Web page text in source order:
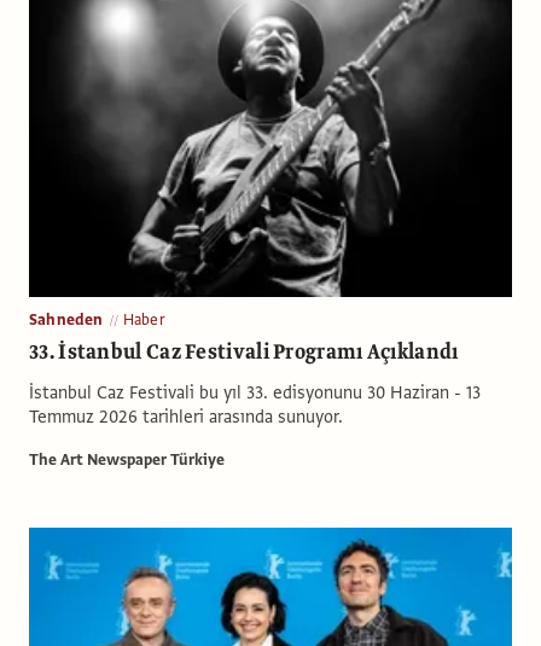
Sahneden Haber
33. İstanbul Caz Festivali Programı Açıklandı
İstanbul Caz Festivali bu yıl 33. edisyonunu 30 Haziran - 13
Temmuz 2026 tarihleri arasında sunuyor.
The Art Newspaper Türkiye